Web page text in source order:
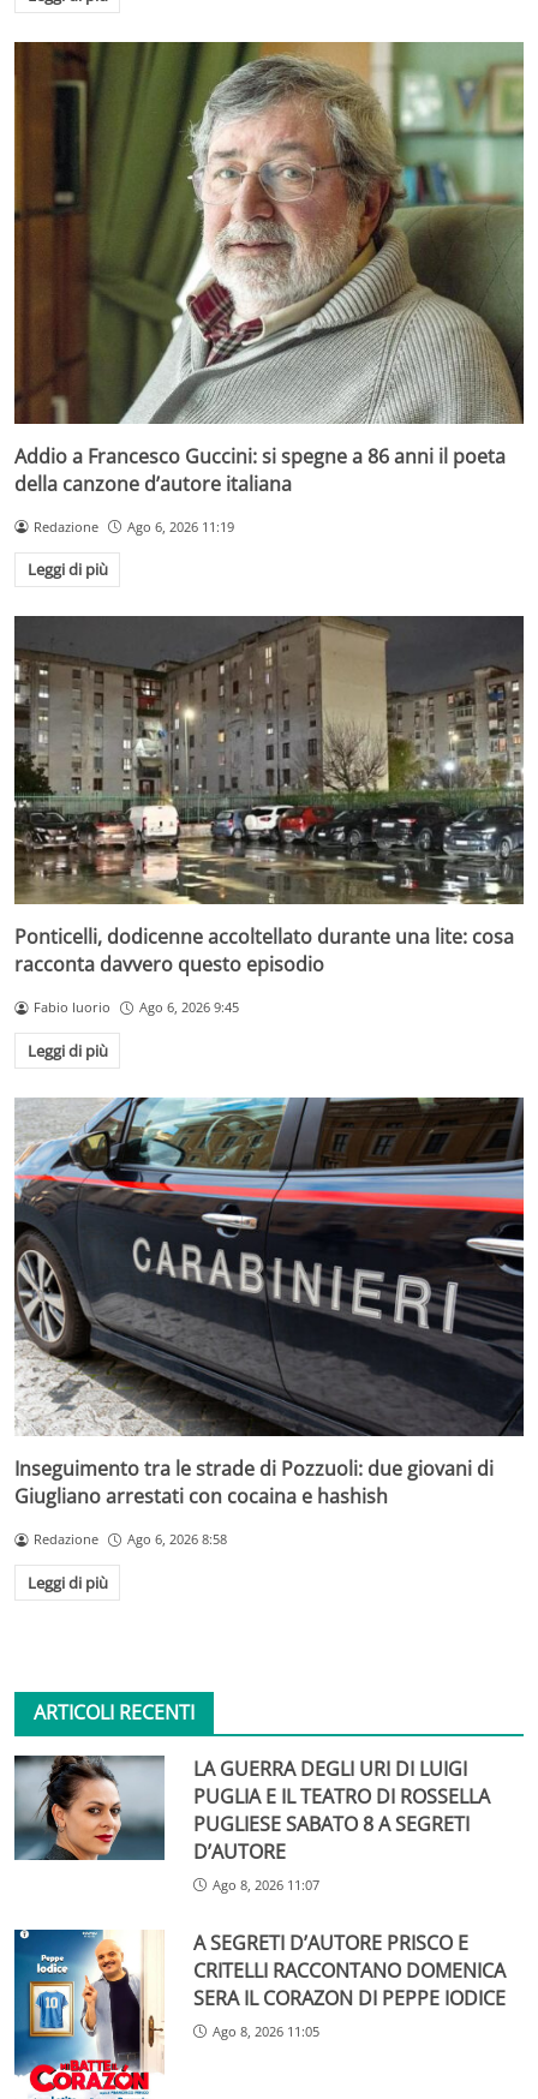
Addio a Francesco Guccini: si spegne a 86 anni il poeta
della canzone d’autore italiana
Redazione Ago 6, 2026 11:19
Leggi di più
Ponticelli, dodicenne accoltellato durante una lite: cosa
racconta davvero questo episodio
Fabio Iuorio Ago 6, 2026 9:45
Leggi di più
Inseguimento tra le strade di Pozzuoli: due giovani di
Giugliano arrestati con cocaina e hashish
Redazione Ago 6, 2026 8:58
Leggi di più
ARTICOLI RECENTI
LA GUERRA DEGLI URI DI LUIGI
PUGLIA E IL TEATRO DI ROSSELLA
PUGLIESE SABATO 8 A SEGRETI
D’AUTORE
Ago 8, 2026 11:07
A SEGRETI D’AUTORE PRISCO E
CRITELLI RACCONTANO DOMENICA
SERA IL CORAZON DI PEPPE IODICE
Ago 8, 2026 11:05